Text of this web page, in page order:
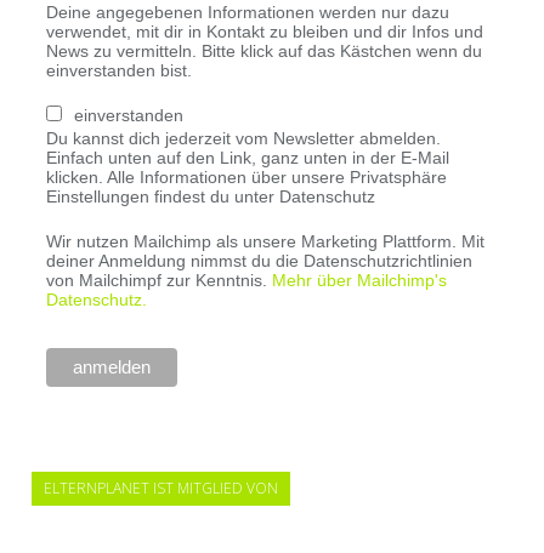
Deine angegebenen Informationen werden nur dazu
verwendet, mit dir in Kontakt zu bleiben und dir Infos und
News zu vermitteln. Bitte klick auf das Kästchen wenn du
einverstanden bist.
einverstanden
Du kannst dich jederzeit vom Newsletter abmelden.
Einfach unten auf den Link, ganz unten in der E-Mail
klicken. Alle Informationen über unsere Privatsphäre
Einstellungen findest du unter Datenschutz
Wir nutzen Mailchimp als unsere Marketing Plattform. Mit
deiner Anmeldung nimmst du die Datenschutzrichtlinien
von Mailchimpf zur Kenntnis. Mehr über Mailchimp's
Datenschutz.
ELTERNPLANET IST MITGLIED VON